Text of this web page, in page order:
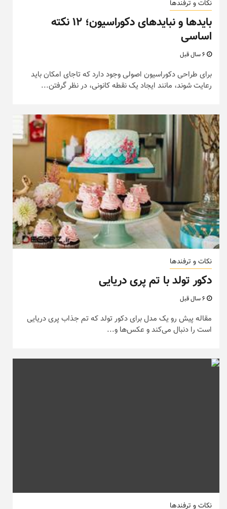
نکات و ترفندها
باید‌ها و نباید‌های دکوراسیون؛ ۱۲ نکته
اساسی
برای طراحی دکوراسیون اصولی وجود دارد که تاجای امکان باید
رعایت شوند، مانند ایجاد یک نقطه کانونی، در نظر گرفتن...
نکات و ترفندها
دکور تولد با تم پری دریایی
مقاله پیش رو یک مدل برای دکور تولد که تم جذاب پری دریایی
است را دنبال می‌کند و عکس‌ها و...
نکات و ترفندها